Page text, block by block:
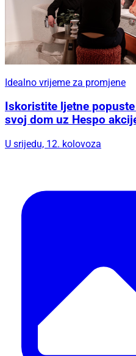
Idealno vrijeme za promjene
Iskoristite ljetne
svoj dom uz Hespo
U srijedu, 12. kolovoza